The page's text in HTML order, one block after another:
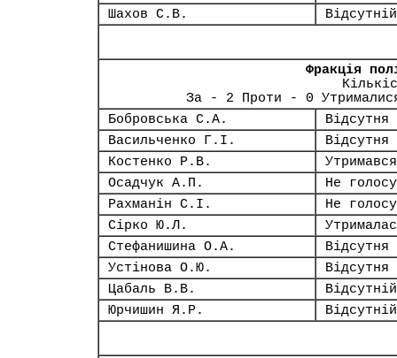
Шахов С.В.
Відсутній
Фракція
За - 2 Проти - 0
Бобровська С.А.
Відсутня
Васильченко Г.І.
Відсутня
Костенко Р.В.
Утримався
Осадчук А.П.
Не
Рахманін С.І.
Не
Сірко Ю.Л.
Стефанишина О.А.
Відсутня
Устінова О.Ю.
Відсутня
Цабаль В.В.
Відсутній
Юрчишин Я.Р.
Відсутній